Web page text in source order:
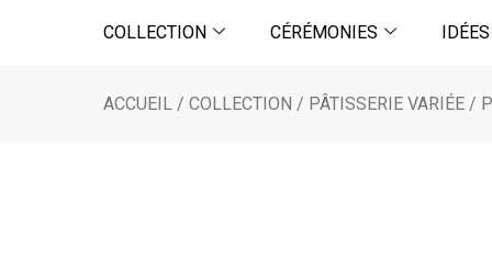
COLLECTION CÉRÉMONIES
ACCUEIL /COLLECTION / PÂTISSERIE VARIÉE /